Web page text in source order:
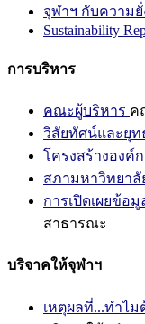
จุฬาฯ กับความ
Sustainability
การบริหาร
คณะผู้บริหาร ค
วิสัยทัศน์และยุท
โครงสร้างองค์
สภามหาวิทยาลั
การเปิดเผยข้อ
สาธารณะ
บริจาคให้จุฬาฯ
เหตุผลที่...ทำไ